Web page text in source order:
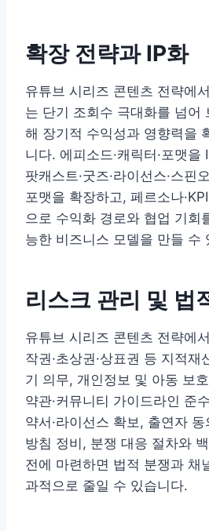
확장 전략과 IP화
유튜브 시리즈 콘텐츠 전략에
는 단기 조회수 극대화를 넘어
해 장기적 수익성과 영향력을
니다. 에피소드·캐릭터·포맷을
팟캐스트·굿즈·라이선스·스핀
포맷을 확장하고, 페르소나
으로 수익화 경로와 협업 기회
능한 비즈니스 모델을 만들 수
리스크 관리 및 법
유튜브 시리즈 콘텐츠 전략에
작권·초상권·상표권 등 지적재
기 의무, 개인정보 및 아동 보
약관·커뮤니티 가이드라인 준
약서·라이선스 확보, 출연자
방침 정비, 분쟁 대응 절차와
전에 마련하면 법적 분쟁과 채
과적으로 줄일 수 있습니다.